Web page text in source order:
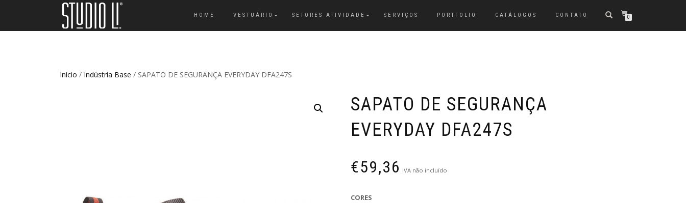
HOME VESTUÁRIO SETORES ATIVIDADE SERVIÇOS PORTFOLIO CATÁLOGOS CONTATO 0
Início / Indústria Base / SAPATO DE SEGURANÇA EVERYDAY DFA247S
SAPATO DE SEGURANÇA
EVERYDAY DFA247S
€59,36 IVA não incluído
CORES